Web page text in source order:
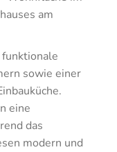
am
sowie einer
eine
das
modern und